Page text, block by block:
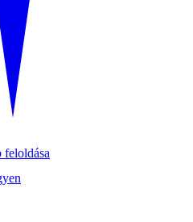
feloldása